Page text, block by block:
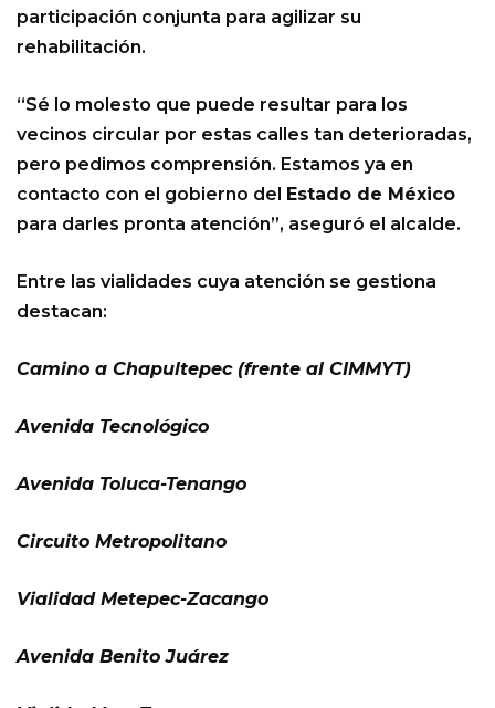
participación conjunta para agilizar su
rehabilitación.
“Sé lo molesto que puede resultar para los
vecinos circular por estas calles tan deterioradas,
pero pedimos comprensión. Estamos ya en
contacto con el gobierno del Estado de México
para darles pronta atención”, aseguró el alcalde.
Entre las vialidades cuya atención se gestiona
destacan:
Camino a Chapultepec (frente al CIMMYT)
Avenida Tecnológico
Avenida Toluca-Tenango
Circuito Metropolitano
Vialidad Metepec-Zacango
Avenida Benito Juárez